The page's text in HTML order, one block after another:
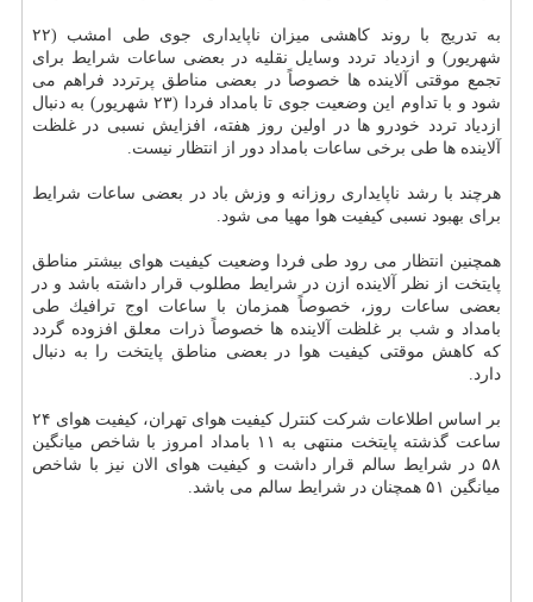
به تدریج با روند كاهشی میزان ناپایداری جوی طی امشب (۲۲
شهریور) و ازدیاد تردد وسایل نقلیه در بعضی ساعات شرایط برای
تجمع موقتی آلاینده ها خصوصاً در بعضی مناطق پرتردد فراهم می
شود و با تداوم این وضعیت جوی تا بامداد فردا (۲۳ شهریور) به دنبال
ازدیاد تردد خودرو ها در اولین روز هفته، افزایش نسبی در غلظت
آلاینده ها طی برخی ساعات بامداد دور از انتظار نیست.
هرچند با رشد ناپایداری روزانه و وزش باد در بعضی ساعات شرایط
برای بهبود نسبی كیفیت هوا مهیا می شود.
همچنین انتظار می رود طی فردا وضعیت كیفیت هوای بیشتر مناطق
پایتخت از نظر آلاینده ازن در شرایط مطلوب قرار داشته باشد و در
بعضی ساعات روز، خصوصاً همزمان با ساعات اوج ترافیك طی
بامداد و شب بر غلظت آلاینده ها خصوصاً ذرات معلق افزوده گردد
كه كاهش موقتی كیفیت هوا در بعضی مناطق پایتخت را به دنبال
دارد.
بر اساس اطلاعات شركت كنترل كیفیت هوای تهران، كیفیت هوای ۲۴
ساعت گذشته پایتخت منتهی به ۱۱ بامداد امروز با شاخص میانگین
۵۸ در شرایط سالم قرار داشت و كیفیت هوای الان نیز با شاخص
میانگین ۵۱ همچنان در شرایط سالم می باشد.